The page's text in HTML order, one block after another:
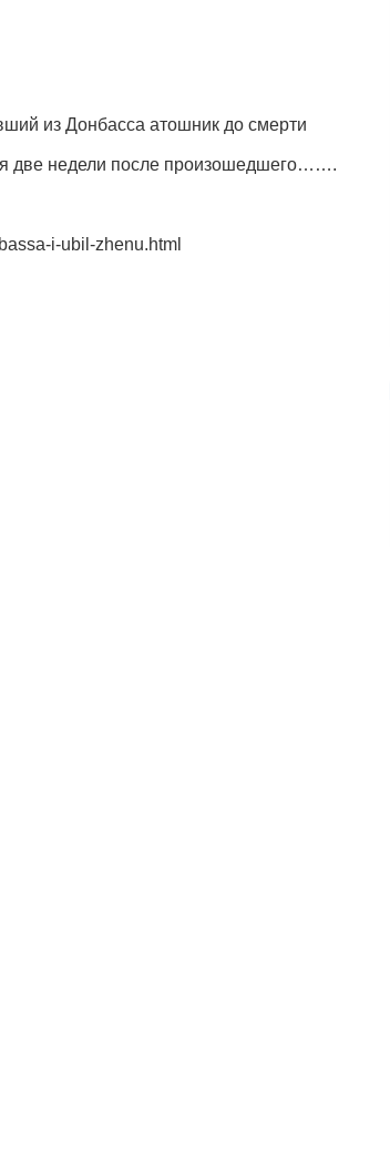
из Донбасса атошник до смерти
две недели после произошедшего…….
i-ubil-zhenu.html